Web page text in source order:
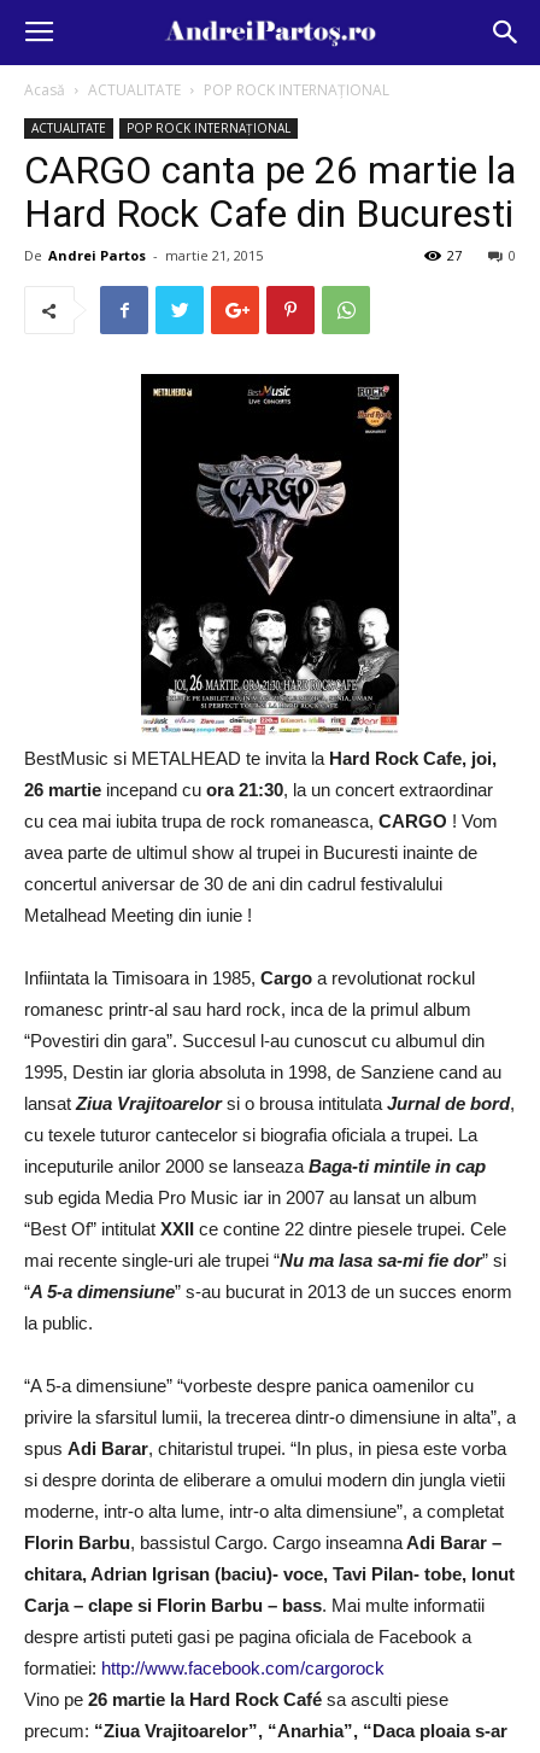
Acasă ACTUALITATE POP ROCK INTERNAȚIONAL
ACTUALITATE POP ROCK INTERNAȚIONAL
CARGO canta pe 26 martie la
Hard Rock Cafe din Bucuresti
De Andrei Partos - martie 21, 2015 0
27
BestMusic si METALHEAD te invita la Hard Rock Cafe, joi,
26 martie incepand cu ora 21:30, la un concert extraordinar
cu cea mai iubita trupa de rock romaneasca, CARGO ! Vom
avea parte de ultimul show al trupei in Bucuresti inainte de
concertul aniversar de 30 de ani din cadrul festivalului
Metalhead Meeting din iunie !
Infiintata la Timisoara in 1985, Cargo a revolutionat rockul
romanesc printr-al sau hard rock, inca de la primul album
“Povestiri din gara”. Succesul l-au cunoscut cu albumul din
1995, Destin iar gloria absoluta in 1998, de Sanziene cand au
lansat Ziua Vrajitoarelorsi o brousa intitulata Jurnal de bord,
cu texele tuturor cantecelor si biografia oficiala a trupei. La
inceputurile anilor 2000 se lanseaza Baga-ti mintile in cap
sub egida Media Pro Music iar in 2007 au lansat un album
“Best Of” intitulat XXII ce contine 22 dintre piesele trupei. Cele
mai recente single-uri ale trupei “Nu ma lasa sa-mi fie dor” si
“A 5-a dimensiune” s-au bucurat in 2013 de un succes enorm
la public.
“A 5-a dimensiune” “vorbeste despre panica oamenilor cu
privire la sfarsitul lumii, la trecerea dintr-o dimensiune in alta”, a
spus Adi Barar, chitaristul trupei. “In plus, in piesa este vorba
si despre dorinta de eliberare a omului modern din jungla vietii
moderne, intr-o alta lume, intr-o alta dimensiune”, a completat
Florin Barbu, bassistul Cargo. Cargo inseamnaAdi Barar –
chitara, Adrian Igrisan (baciu)- voce, Tavi Pilan- tobe, Ionut
Carja – clape si Florin Barbu – bass. Mai multe informatii
despre artisti puteti gasi pe pagina oficiala de Facebook a
formatiei: http://www.facebook.com/cargorock
Vino pe 26 martie la Hard Rock Café sa asculti piese
precum: “Ziua Vrajitoarelor”, “Anarhia”, “Daca ploaia s-ar